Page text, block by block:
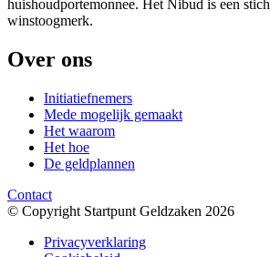
huishoudportemonnee. Het Nibud is een
winstoogmerk.
Over ons
Initiatiefnemers
Mede mogelijk gemaakt
Het waarom
Het hoe
De geldplannen
Contact
© Copyright Startpunt Geldzaken 2026
Privacyverklaring